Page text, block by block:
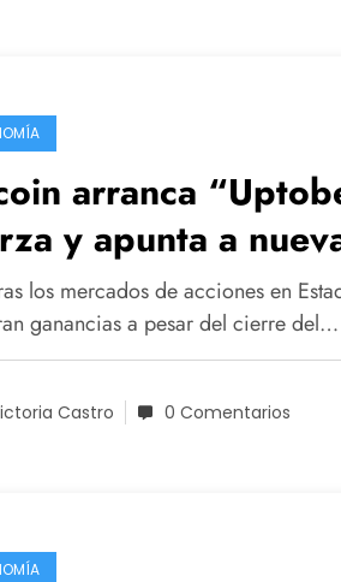
arranca
y apunta a
este mes
los mercados de acciones en
ganancias a pesar del cierre del…
Castro 0 Comentarios